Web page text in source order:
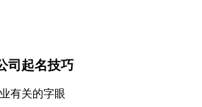
起名技巧
有关的字眼